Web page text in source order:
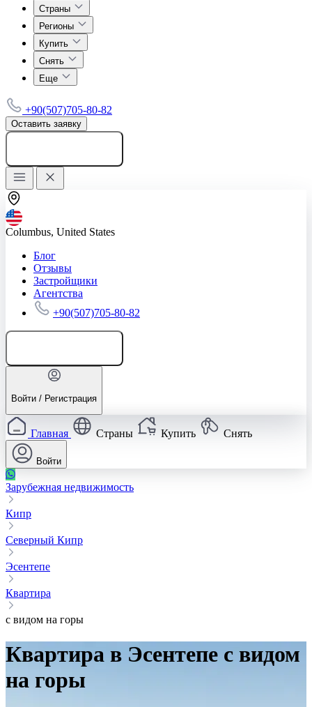
Страны
Регионы
Купить
Снять
Еще
+90(507)705-80-82
Оставить заявку
Columbus, United States
Блог
Отзывы
Застройщики
Агентства
+90(507)705-80-82
Войти / Регистрация
Главная Страны Купить Снять
Войти
Зарубежная недвижимость
Кипр
Северный Кипр
Эсентепе
Квартира
с видом на горы
Квартира в Эсентепе с видом
на горы